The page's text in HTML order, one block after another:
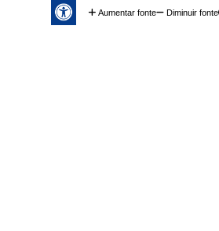
Aumentar fonte Diminuir fonte